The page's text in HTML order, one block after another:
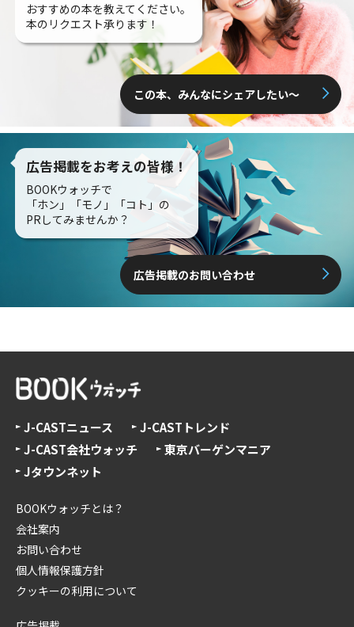
おすすめの本を教えてください。
本のリクエスト承ります！
この本、みんなにシェアしたい〜
広告掲載をお考えの皆様！
BOOKウォッチで
「ホン」「モノ」「コト」の
PRしてみませんか？
広告掲載のお問い合わせ
J-CASTニュース
J-CASTトレンド
J-CAST会社ウォッチ
東京バーゲンマニア
Jタウンネット
BOOKウォッチとは？
会社案内
お問い合わせ
個人情報保護方針
クッキーの利用について